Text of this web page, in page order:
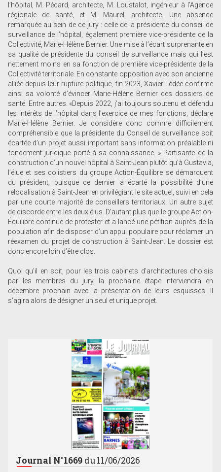
l’hôpital, M. Pécard, architecte, M. Loustalot, ingénieur à l’Agence
régionale de santé, et M. Maurel, architecte. Une absence
remarquée au sein de ce jury : celle de la présidente du conseil de
surveillance de l’hôpital, également première vice-présidente de la
Collectivité, Marie-Hélène Bernier. Une mise à l’écart surprenante en
sa qualité de présidente du conseil de surveillance mais qui l’est
nettement moins en sa fonction de première vice-présidente de la
Collectivité territoriale. En constante opposition avec son ancienne
alliée depuis leur rupture politique, fin 2023, Xavier Lédée confirme
ainsi sa volonté d’évincer Marie-Hélène Bernier des dossiers de
santé. Entre autres. «Depuis 2022, j’ai toujours soutenu et défendu
les intérêts de l’hôpital dans l’exercice de mes fonctions, déclare
Marie-Hélène Bernier. Je considère donc comme difficilement
compréhensible que la présidente du Conseil de surveillance soit
écartée d’un projet aussi important sans information préalable ni
fondement juridique porté à sa connaissance. » Partisante de la
construction d’un nouvel hôpital à Saint-Jean plutôt qu’à Gustavia,
l’élue et ses colistiers du groupe Action-Équilibre se démarquent
du président, puisque ce dernier a écarté la possibilité d’une
relocalisation à Saint-Jean en privilégiant le site actuel, suivi en cela
par une courte majorité de conseillers territoriaux. Un autre sujet
de discorde entre les deux élus. D’autant plus que le groupe Action-
Équilibre continue de protester et a lancé une pétition auprès de la
population afin de disposer d’un appui populaire pour réclamer un
réexamen du projet de construction à Saint-Jean. Le dossier est
donc encore loin d’être clos.
Quoi qu’il en soit, pour les trois cabinets d’architectures choisis
par les membres du jury, la prochaine étape interviendra en
décembre prochain avec la présentation de leurs esquisses. Il
s’agira alors de désigner un seul et unique projet.
Journal N°1669 du 11/06/2026